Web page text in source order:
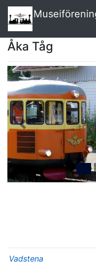
Åka Tåg
Slide 1 of 4
Previous
Vadstena